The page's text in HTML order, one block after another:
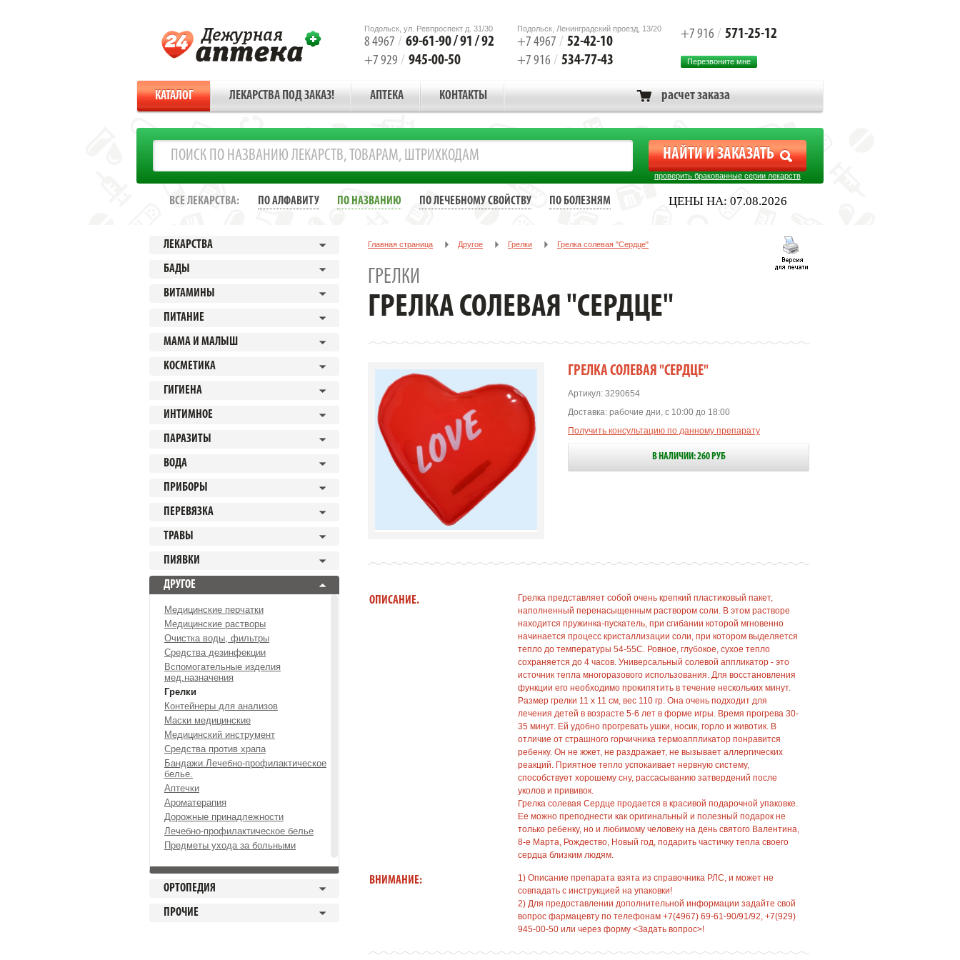
Подольск, ул. Ревпроспект д. 31/30
8 4967 / 69-61-90 / 91 / 92
+7 929 / 945-00-50
Подольск, Ленинградский проезд, 13/20
+7 4967 / 52-42-10
+7 916 / 534-77-43
+7 916 / 571-25-12
Перезвоните мне
КАТАЛОГ ЛЕКАРСТВА ПОД ЗАКАЗ! АПТЕКА КОНТАКТЫ расчет заказа
проверить бракованные серии лекарств
ЦЕНЫ НА: 07.08.2026
ВСЕ ЛЕКАРСТВА: ПО АЛФАВИТУ ПО НАЗВАНИЮ ПО ЛЕЧЕБНОМУ СВОЙСТВУ ПО БОЛЕЗНЯМ
ЛЕКАРСТВА
БАДЫ
ВИТАМИНЫ
ПИТАНИЕ
МАМА И МАЛЫШ
КОСМЕТИКА
ГИГИЕНА
ИНТИМНОЕ
ПАРАЗИТЫ
ВОДА
ПРИБОРЫ
ПЕРЕВЯЗКА
ТРАВЫ
ПИЯВКИ
ДРУГОЕ
Медицинские перчатки
Медицинские растворы
Очистка воды, фильтры
Средства дезинфекции
Вспомогательные изделия
мед.назначения
Грелки
Контейнеры для анализов
Маски медицинские
Медицинский инструмент
Средства против храпа
Бандажи.Лечебно-профилактическое
белье.
Аптечки
Ароматерапия
Дорожные принадлежности
Лечебно-профилактическое белье
Предметы ухода за больными
ОРТОПЕДИЯ
ПРОЧИЕ
Главная страница Другое Грелки Грелка солевая "Сердце"
ГРЕЛКИ
ГРЕЛКА СОЛЕВАЯ "СЕРДЦЕ"
ГРЕЛКА СОЛЕВАЯ "СЕРДЦЕ"
Артикул: 3290654
Доставка: рабочие дни, с 10:00 до 18:00
Получить консультацию по данному препарату
В НАЛИЧИИ: 260 РУБ
ОПИСАНИЕ.
Грелка представляет собой очень крепкий пластиковый пакет,
наполненный перенасыщенным раствором соли. В этом растворе
находится пружинка-пускатель, при сгибании которой мгновенно
начинается процесс кристаллизации соли, при котором выделяется
тепло до температуры 54-55С. Ровное, глубокое, сухое тепло
сохраняется до 4 часов. Универсальный солевой аппликатор - это
источник тепла многоразового использования. Для восстановления
функции его необходимо прокипятить в течение нескольких минут.
Размер грелки 11 х 11 см, вес 110 гр. Она очень подходит для
лечения детей в возрасте 5-6 лет в форме игры. Время прогрева 30-
35 минут. Ей удобно прогревать ушки, носик, горло и животик. В
отличие от страшного горчичника термоаппликатор понравится
ребенку. Он не жжет, не раздражает, не вызывает аллергических
реакций. Приятное тепло успокаивает нервную систему,
способствует хорошему сну, рассасыванию затвердений после
уколов и прививок.
Грелка солевая Сердце продается в красивой подарочной упаковке.
Ее можно преподнести как оригинальный и полезный подарок не
только ребенку, но и любимому человеку на день святого Валентина,
8-е Марта, Рождество, Новый год, подарить частичку тепла своего
сердца близким людям.
ВНИМАНИЕ:
1) Описание препарата взята из справочника РЛС, и может не
совпадать с инструкцией на упаковки!
2) Для предоставлении дополнительной информации задайте свой
вопрос фармацевту по телефонам +7(4967) 69-61-90/91/92, +7(929)
945-00-50 или через форму <Задать вопрос>!